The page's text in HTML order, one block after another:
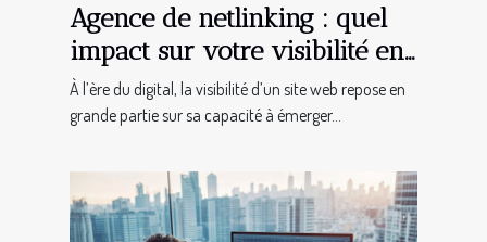
Agence de netlinking : quel
impact sur votre visibilité en
ligne ?
À l’ère du digital, la visibilité d’un site web repose en
grande partie sur sa capacité à émerger...